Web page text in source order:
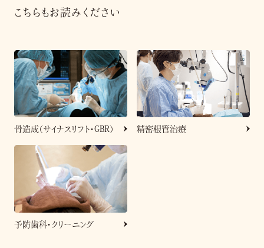
こちらもお読みください
骨造成（サイナスリフト・GBR） 精密根管治療
予防歯科・クリーニング